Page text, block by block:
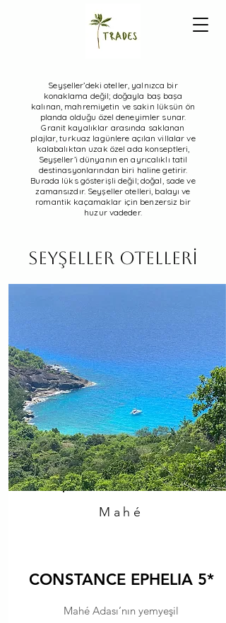
Seyşeller’deki oteller, yalnızca bir
konaklama değil; doğayla baş başa
kalınan, mahremiyetin ve sakin lüksün ön
planda olduğu özel deneyimler sunar.
Granit kayalıklar arasında saklanan
plajlar, turkuaz lagünlere açılan villalar ve
kalabalıktan uzak özel ada konseptleri,
Seyşeller’i dünyanın en ayrıcalıklı tatil
destinasyonlarından biri haline getirir.
Burada lüks gösterişli değil; doğal, sade ve
zamansızdır. Seyşeller otelleri, balayı ve
romantik kaçamaklar için benzersiz bir
huzur vadeder.
SEYŞELLER OTELLERİ
Mahé
CONSTANCE EPHELIA 5*
Mahé Adası’nın yemyeşil